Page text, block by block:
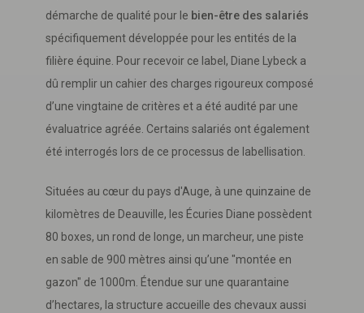
démarche de qualité pour le bien-être des salariés
spécifiquement développée pour les entités de la
filière équine. Pour recevoir ce label, Diane Lybeck a
dû remplir un cahier des charges rigoureux composé
d’une vingtaine de critères et a été audité par une
évaluatrice agréée. Certains salariés ont également
été interrogés lors de ce processus de labellisation.
Situées au cœur du pays d'Auge, à une quinzaine de
kilomètres de Deauville, les Écuries Diane possèdent
80 boxes, un rond de longe, un marcheur, une piste
en sable de 900 mètres ainsi qu’une "montée en
gazon" de 1000m. Étendue sur une quarantaine
d’hectares, la structure accueille des chevaux aussi